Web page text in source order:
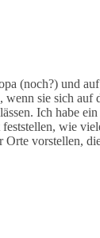
(noch?) und
sie sich auf
Ich habe
wie
vorstellen,